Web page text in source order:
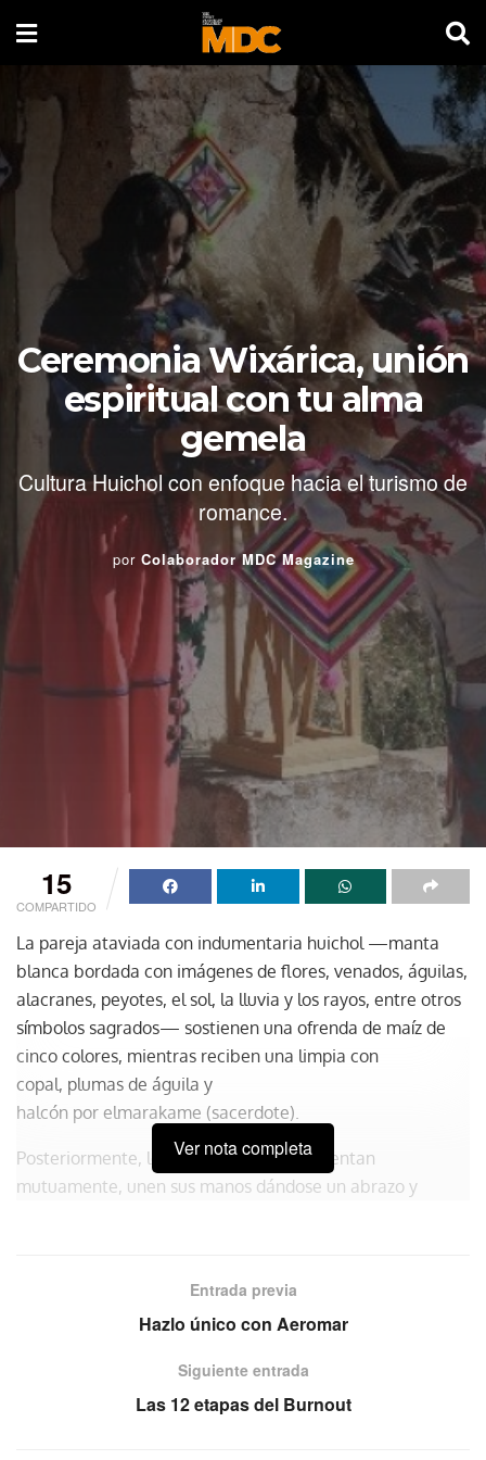
Ceremonia Wixárica, unión
espiritual con tu alma
gemela
Cultura Huichol con enfoque hacia el turismo de
romance.
por Colaborador MDC Magazine
15
COMPARTIDO
La pareja ataviada con indumentaria huichol —manta
blanca bordada con imágenes de flores, venados, águilas,
alacranes, peyotes, el sol, la lluvia y los rayos, entre otros
símbolos sagrados— sostienen una ofrenda de maíz de
cinco colores, mientras reciben una limpia con
copal, plumas de águila y
halcón por elmarakame (sacerdote).
Posteriormente, los enamorados se alimentan
mutuamente, unen sus manos dándose un abrazo y
sido acogidas para formar parte de las experiencias
turismo de romance en Zacatecas
Ver nota completa
Entrada previa
Hazlo único con Aeromar
Siguiente entrada
Las 12 etapas del Burnout